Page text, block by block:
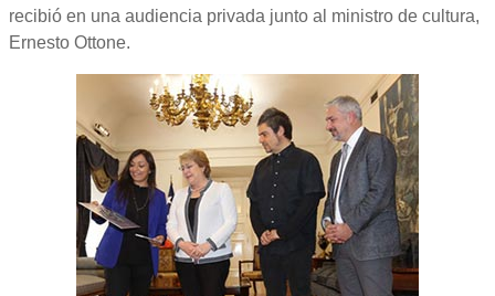
recibió en una audiencia privada junto al ministro de cultura,
Ernesto Ottone.